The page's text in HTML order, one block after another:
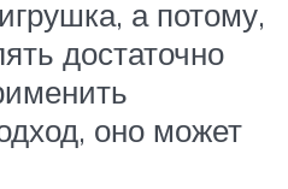
а потому,
достаточно
оно может